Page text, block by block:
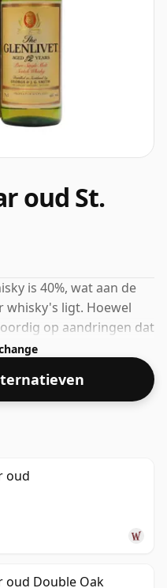
oud St.
is 40%, wat aan de
whisky's ligt. Hoewel
op aandringen dat
of 46% bottelen, zijn er
met een lagere
oud
oud Double Oak